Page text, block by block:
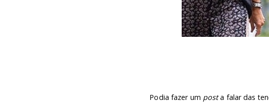
Podia fazer um posta falar das